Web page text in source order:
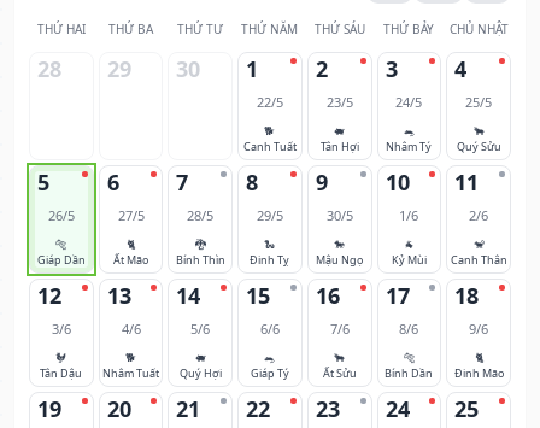
THỨ HAI THỨ BA THỨ TƯ THỨ NĂM THỨ SÁU THỨ BẢY CHỦ NHẬT
28 29 30 1
22/5
🐕
Canh Tuất
2
23/5
🐖
Tân Hợi
3
24/5
🐀
Nhâm Tý
4
25/5
🐂
Quý Sửu
5
26/5
🐅
Giáp Dần
6
27/5
🐈
Ất Mão
7
28/5
🐉
Bính Thìn
8
29/5
🐍
Đinh Tỵ
9
30/5
🐎
Mậu Ngọ
10
1/6
🐐
Kỷ Mùi
11
2/6
🐒
Canh Thân
12
3/6
🐓
Tân Dậu
13
4/6
🐕
Nhâm Tuất
14
5/6
🐖
Quý Hợi
15
6/6
🐀
Giáp Tý
16
7/6
🐂
Ất Sửu
17
8/6
🐅
Bính Dần
18
9/6
🐈
Đinh Mão
19 20 21 22 23 24 25